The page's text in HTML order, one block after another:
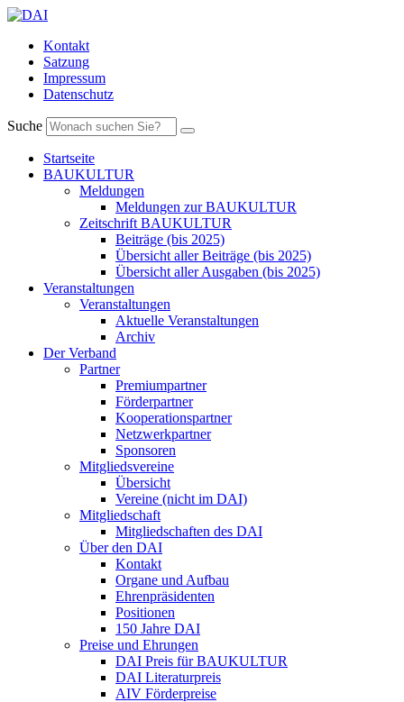
Kontakt
Satzung
Impressum
Datenschutz
Suche
Startseite
BAUKULTUR
Meldungen
Meldungen zur BAUKULTUR
Zeitschrift BAUKULTUR
Beiträge (bis 2025)
Übersicht aller Beiträge (bis 2025)
Übersicht aller Ausgaben (bis 2025)
Veranstaltungen
Veranstaltungen
Aktuelle Veranstaltungen
Archiv
Der Verband
Partner
Premiumpartner
Förderpartner
Kooperationspartner
Netzwerkpartner
Sponsoren
Mitgliedsvereine
Übersicht
Vereine (nicht im DAI)
Mitgliedschaft
Mitgliedschaften des DAI
Über den DAI
Kontakt
Organe und Aufbau
Ehrenpräsidenten
Positionen
150 Jahre DAI
Preise und Ehrungen
DAI Preis für BAUKULTUR
DAI Literaturpreis
AIV Förderpreise